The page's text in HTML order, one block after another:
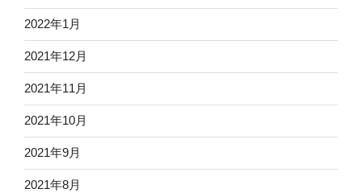
2022年1月
2021年12月
2021年11月
2021年10月
2021年9月
2021年8月